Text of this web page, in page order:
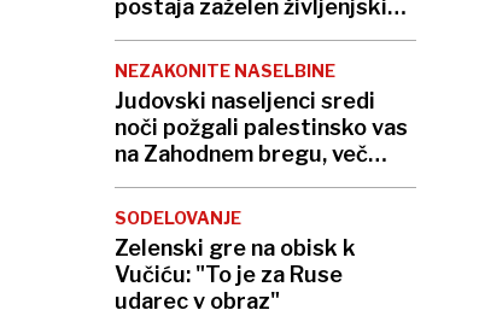
postaja zaželen življenjski
slog
NEZAKONITE NASELBINE
Judovski naseljenci sredi
noči požgali palestinsko vas
na Zahodnem bregu, več
ranjenih
SODELOVANJE
Zelenski gre na obisk k
Vučiću: "To je za Ruse
udarec v obraz"